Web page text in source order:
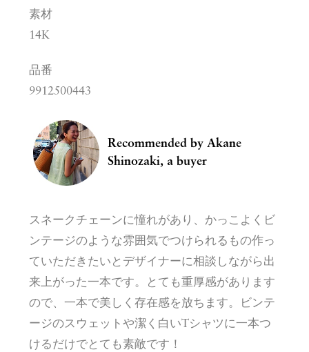
素材
14K
品番
9912500443
Recommended byAkane
Shinozaki, a buyer
スネークチェーンに憧れがあり、かっこよくビ
ンテージのような雰囲気でつけられるもの作っ
ていただきたいとデザイナーに相談しながら出
来上がった一本です。とても重厚感があります
ので、一本で美しく存在感を放ちます。ビンテ
ージのスウェットや潔く白いTシャツに一本つ
けるだけでとても素敵です！